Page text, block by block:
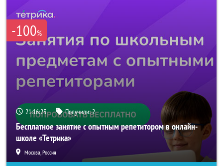
-100%
21:16:20 Получили:2
Бесплатное занятие с опытным репетитором в онлайн-
школе «Тетрика»
Москва, Россия